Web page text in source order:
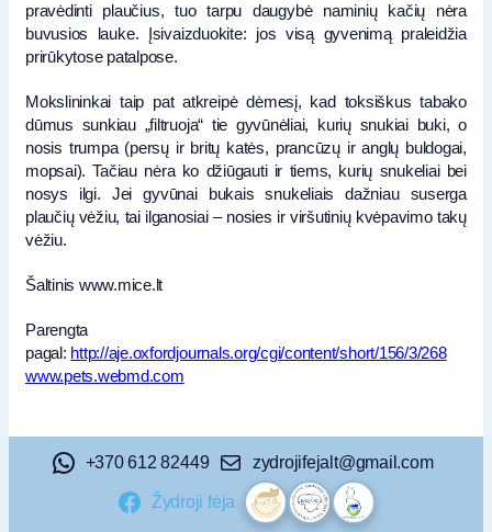
pravėdinti plaučius, tuo tarpu daugybė naminių kačių nėra
buvusios lauke. Įsivaizduokite: jos visą gyvenimą praleidžia
prirūkytose patalpose.
Mokslininkai taip pat atkreipė dėmesį, kad toksiškus tabako
dūmus sunkiau „filtruoja“ tie gyvūnėliai, kurių snukiai buki, o
nosis trumpa (persų ir britų katės, prancūzų ir anglų buldogai,
mopsai). Tačiau nėra ko džiūgauti ir tiems, kurių snukeliai bei
nosys ilgi. Jei gyvūnai bukais snukeliais dažniau suserga
plaučių vėžiu, tai ilganosiai – nosies ir viršutinių kvėpavimo takų
vėžiu.
Šaltinis www.mice.lt
Parengta
pagal: http://aje.oxfordjournals.org/cgi/content/short/156/3/268
www.pets.webmd.com
+370 612 82449 zydrojifejalt@gmail.com
Žydroji fėja